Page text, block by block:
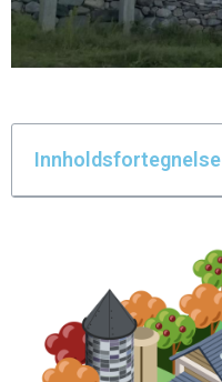
Innholdsfortegnelse